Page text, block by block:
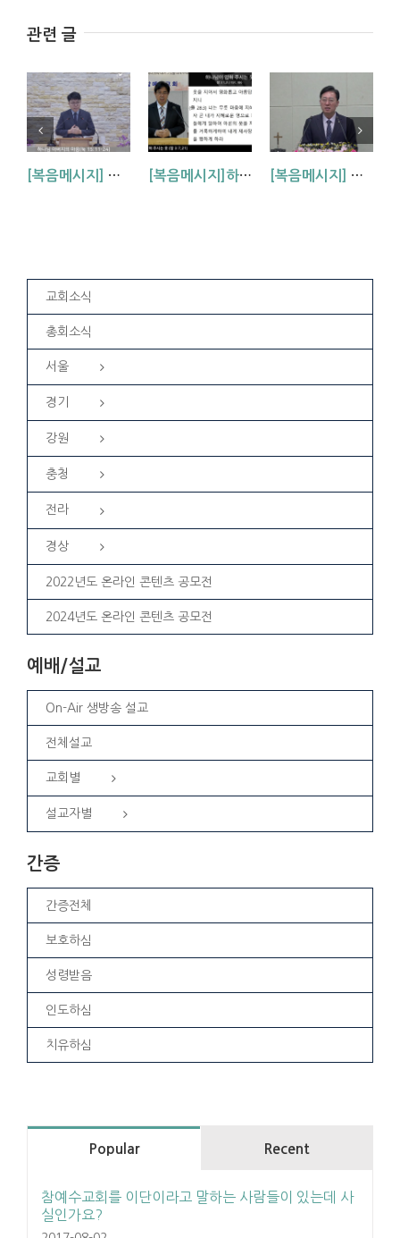
관련 글
[복음메시지] 하나님 아버지의 마음 (눅15:11~24) [복음메시지]하나님이 입혀주시는 옷 (창 3:7,21) [복음메시지] 엘리야 때(사도시대)처럼 (왕하 2:1-14)
교회소식
총회소식
서울
경기
강원
충청
전라
경상
2022년도 온라인 콘텐츠 공모전
2024년도 온라인 콘텐츠 공모전
예배/설교
On-Air 생방송 설교
전체설교
교회별
설교자별
간증
간증전체
보호하심
성령받음
인도하심
치유하심
Popular Recent
참예수교회를 이단이라고 말하는 사람들이 있는데 사
실인가요?